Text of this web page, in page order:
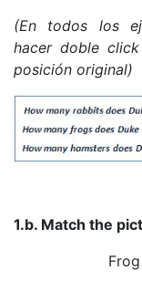
(En todos los
hacerdoble
posición original)
1.b. Match the